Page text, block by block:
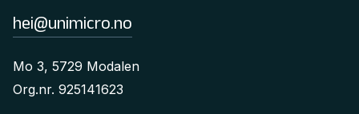
hei@unimicro.no
Mo 3, 5729 Modalen
Org.nr. 925141623